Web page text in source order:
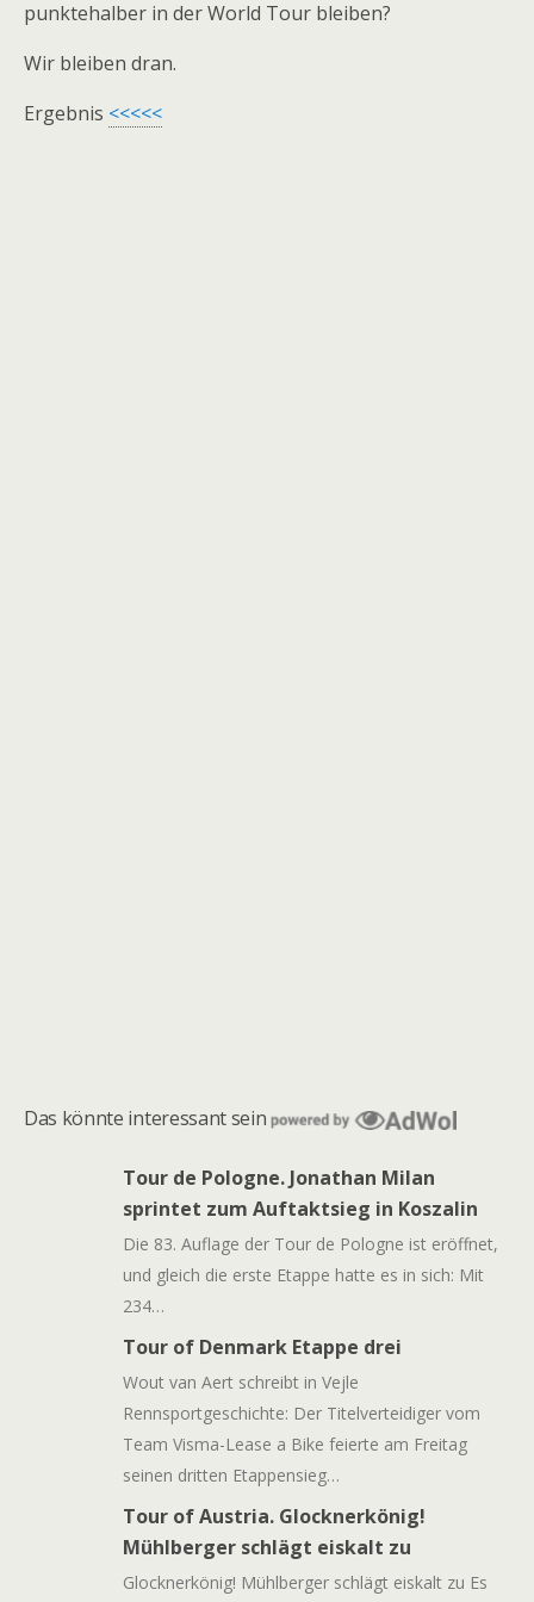
punktehalber in der World Tour bleiben?
Wir bleiben dran.
Ergebnis <<<<<
Das könnte interessant sein
Tour de Pologne. Jonathan Milan
sprintet zum Auftaktsieg in Koszalin
Die 83. Auflage der Tour de Pologne ist eröffnet,
und gleich die erste Etappe hatte es in sich: Mit
234…
Tour of Denmark Etappe drei
Wout van Aert schreibt in Vejle
Rennsportgeschichte: Der Titelverteidiger vom
Team Visma-Lease a Bike feierte am Freitag
seinen dritten Etappensieg…
Tour of Austria. Glocknerkönig!
Mühlberger schlägt eiskalt zu
Glocknerkönig! Mühlberger schlägt eiskalt zu Es